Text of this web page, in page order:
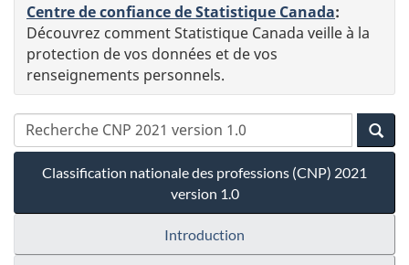
Centre de confiance de Statistique Canada:
Découvrez comment Statistique Canada veille à la
protection de vos données et de vos
renseignements personnels.
Classification nationale des professions (CNP) 2021
version 1.0
Introduction